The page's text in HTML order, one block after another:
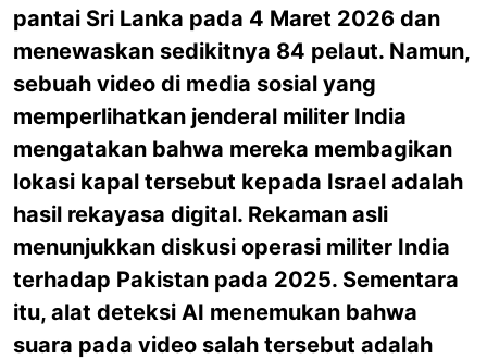
pantai Sri Lanka pada 4 Maret 2026 dan
menewaskan sedikitnya 84 pelaut. Namun,
sebuah video di media sosial yang
memperlihatkan jenderal militer India
mengatakan bahwa mereka membagikan
lokasi kapal tersebut kepada Israel adalah
hasil rekayasa digital. Rekaman asli
menunjukkan diskusi operasi militer India
terhadap Pakistan pada 2025. Sementara
itu, alat deteksi AI menemukan bahwa
suara pada video salah tersebut adalah